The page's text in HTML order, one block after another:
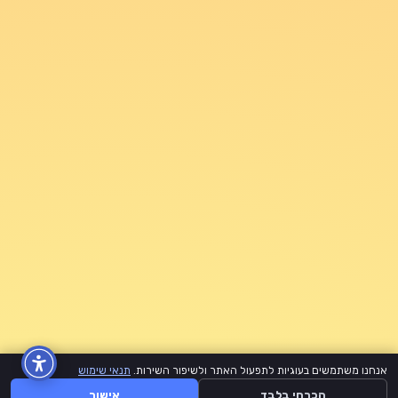
אנחנו משתמשים בעוגיות לתפעול האתר ולשיפור השירות. תנאי שימוש
הכרחי בלבד אישור